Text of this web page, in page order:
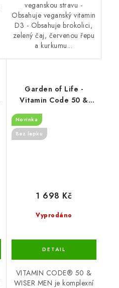
veganskou stravu -
Obsahuje veganský vitamin
D3 - Obsahuje brokolici,
zelený čaj, červenou řepu
a kurkumu...
Garden of Life -
Vitamin Code 50 &
Novinka
Bez lepku
Vyprodáno
1 698 Kč
VITAMIN CODE® 50 &
WISER MEN je komplexní